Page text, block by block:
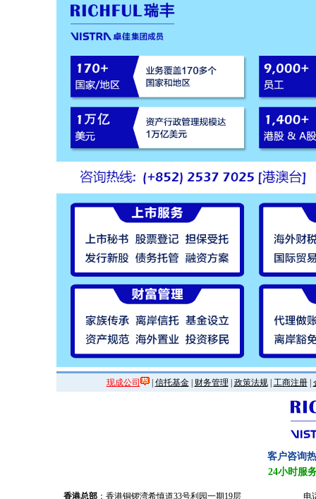
现成公司 | 信托基金| 财务管理 政策法规| 工商注册|
客户咨询
24小时服
香港总部 ：香港铜锣湾希慎道33号利园一期19层
电